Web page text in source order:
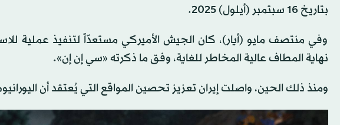
بتاريخ 16 سبتمبر (أيلول) 2025.
وفي منتصف مايو (أيار)، كان الجيش الأميركي مستعدّاً لتنفيذ عملية
نهاية المطاف عالية المخاطر للغاية، وفق ما ذكرته «سي إن إن».
ومنذ ذلك الحين، واصلت إيران تعزيز تحصين المواقع التي يُعتقد أن